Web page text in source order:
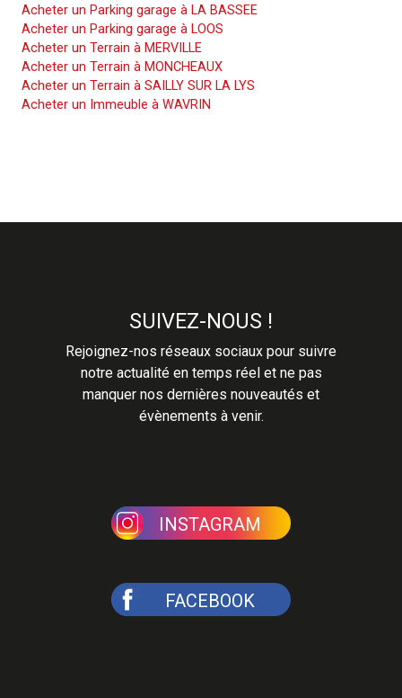
Acheter un Parking garage à LA BASSEE
Acheter un Parking garage à LOOS
Acheter un Terrain à MERVILLE
Acheter un Terrain à MONCHEAUX
Acheter un Terrain à SAILLY SUR LA LYS
Acheter un Immeuble à WAVRIN
SUIVEZ-NOUS !
Rejoignez-nos réseaux sociaux pour suivre
notre actualité en temps réel et ne pas
manquer nos dernières nouveautés et
évènements à venir.
INSTAGRAM
FACEBOOK